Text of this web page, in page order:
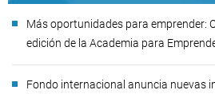
Más oportunidades para emprender:
edición de la Academia para
Fondo internacional anuncia nuevas